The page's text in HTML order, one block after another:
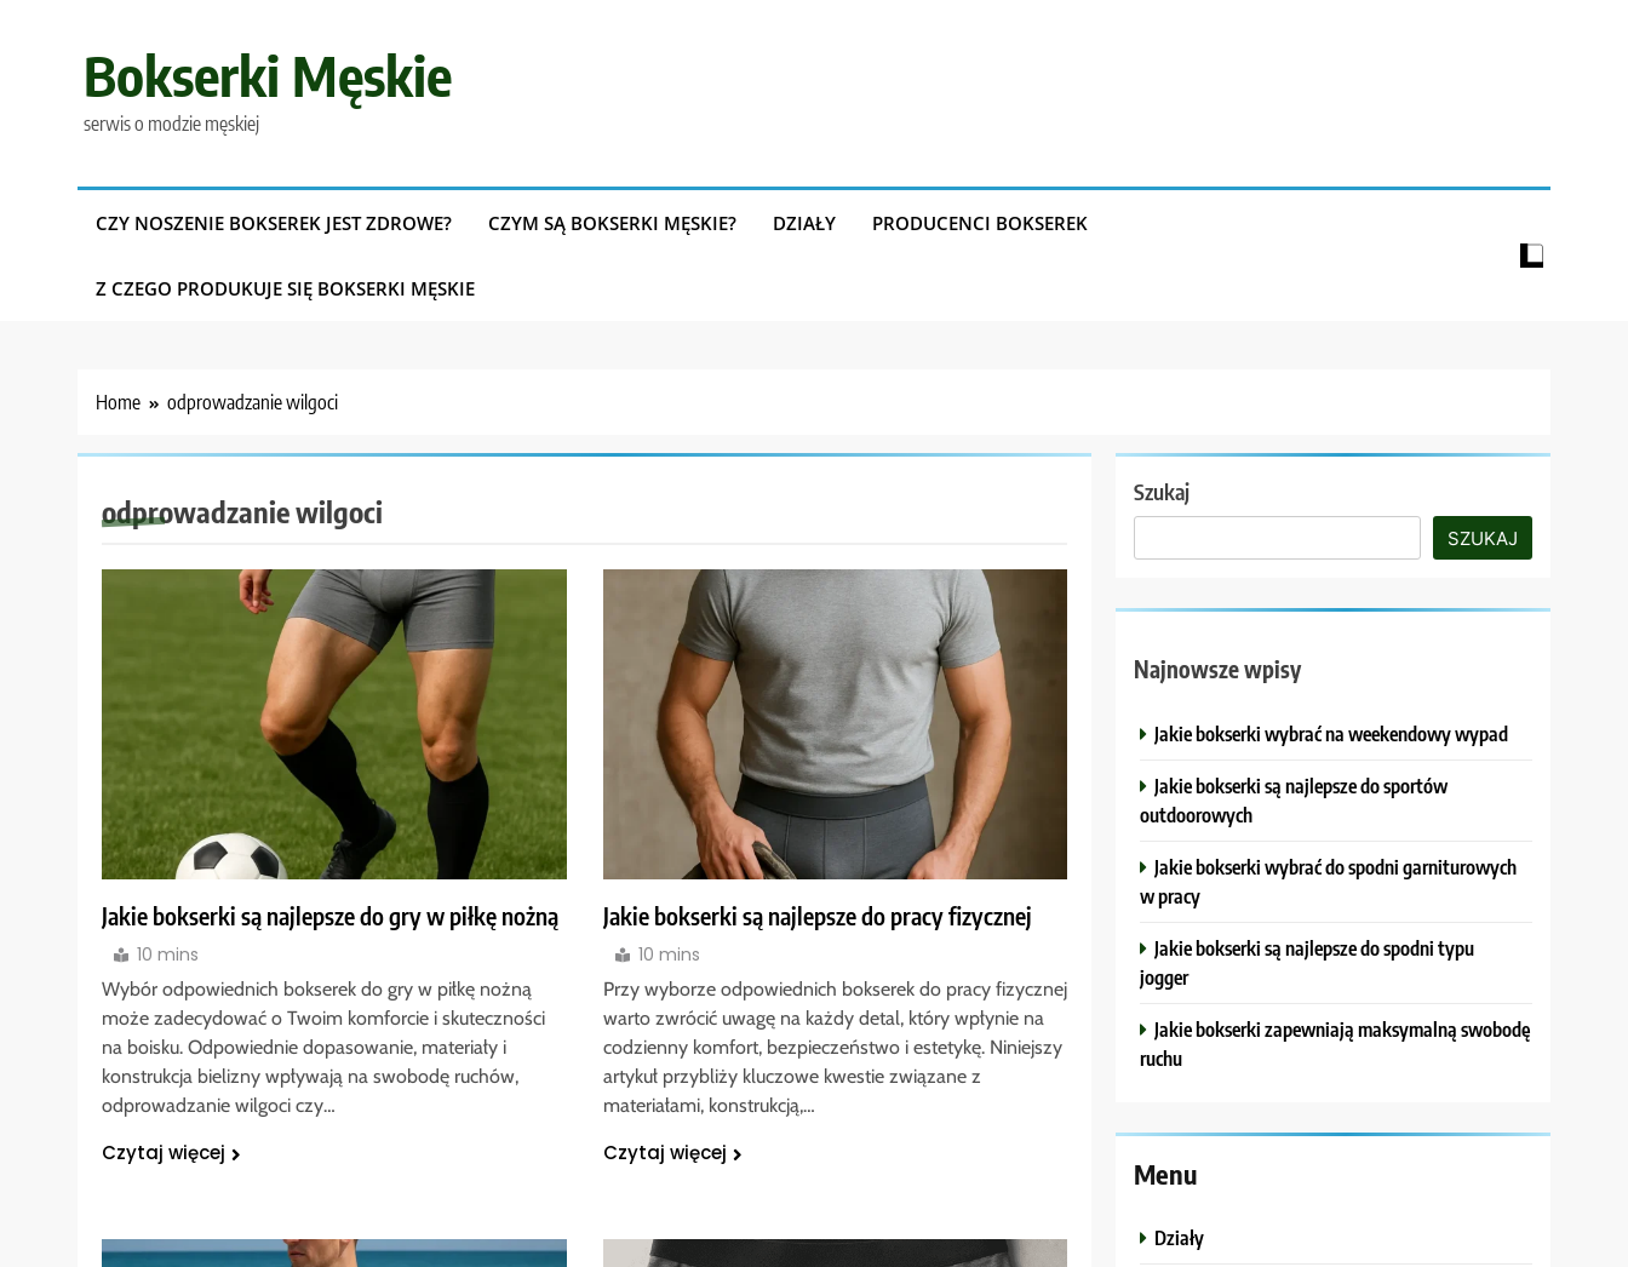
Bokserki Męskie
serwis o modzie męskiej
CZY NOSZENIE BOKSEREK JEST ZDROWE? CZYM SĄ BOKSERKI MĘSKIE? DZIAŁY PRODUCENCI BOKSEREK
Z CZEGO PRODUKUJE SIĘ BOKSERKI MĘSKIE
Home odprowadzanie wilgoci
odprowadzanie wilgoci
Jakie bokserki są najlepsze do gry w piłkę nożną
10 mins
Wybór odpowiednich bokserek do gry w piłkę nożną
może zadecydować o Twoim komforcie i skuteczności
na boisku. Odpowiednie dopasowanie, materiały i
konstrukcja bielizny wpływają na swobodę ruchów,
odprowadzanie wilgoci czy…
Czytaj więcej
Jakie bokserki są najlepsze do pracy fizycznej
10 mins
Przy wyborze odpowiednich bokserek do pracy fizycznej
warto zwrócić uwagę na każdy detal, który wpłynie na
codzienny komfort, bezpieczeństwo i estetykę. Niniejszy
artykuł przybliży kluczowe kwestie związane z
materiałami, konstrukcją,…
Czytaj więcej
Szukaj
SZUKAJ
Najnowsze wpisy
Jakie bokserki wybrać na weekendowy wypad
Jakie bokserki są najlepsze do sportów
outdoorowych
Jakie bokserki wybrać do spodni garniturowych
w pracy
Jakie bokserki są najlepsze do spodni typu
jogger
Jakie bokserki zapewniają maksymalną swobodę
ruchu
Menu
Działy